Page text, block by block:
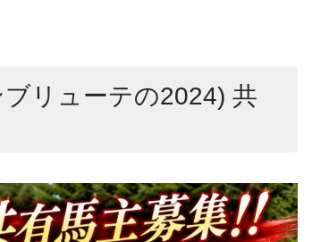
リューテの2024) 共